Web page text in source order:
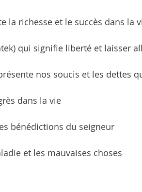
la richesse et le succès dans la
qui signifie liberté et laisser
nos soucis et les dettes
dans la vie
bénédictions du seigneur
et les mauvaises choses